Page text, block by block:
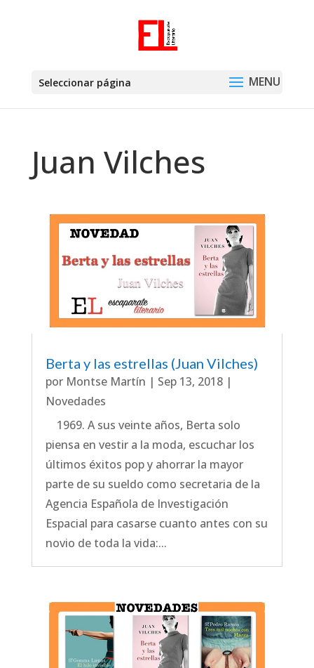
Seleccionar página
Juan Vilches
Berta y las estrellas (Juan Vilches)
por Montse Martín | Sep 13, 2018|
Novedades
1969. A sus veinte años, Berta solo
piensa en vestir a la moda, escuchar los
últimos éxitos pop y ahorrar la mayor
parte de su sueldo como secretaria de la
Agencia Española de Investigación
Espacial para casarse cuanto antes con su
novio de toda la vida:...